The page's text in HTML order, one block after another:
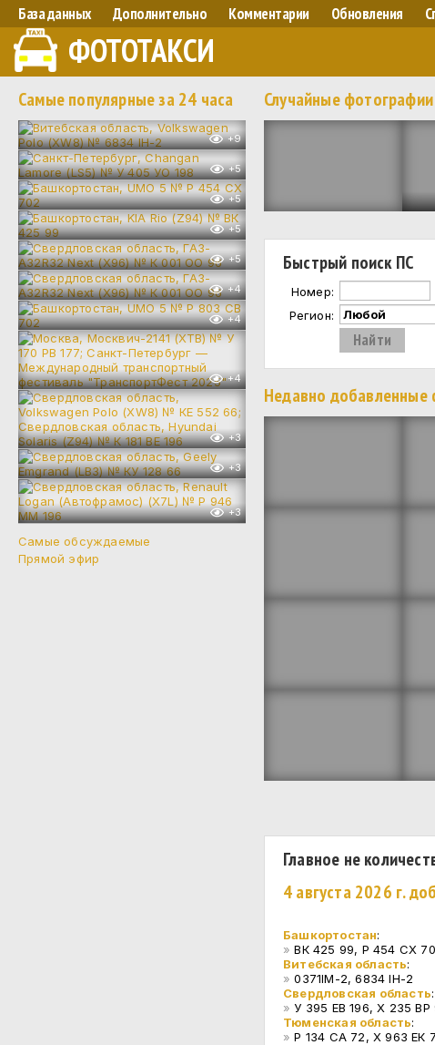
База данных Дополнительно Комментарии Обновления
ФОТОТАКСИ
Самые популярные за 24 часа
+9
+5
+5
+5
+5
+4
+4
+4
+3
+3
+3
Самые обсуждаемые
Прямой эфир
Случайные фотографии
Быстрый поиск ПС
Номер:
Регион:
Недавно добавленные
Главное не
4 августа 2026 г.
Башкортостан:
»ВК 425 99, Р 454 СХ
Витебская область:
»0371IM-2, 6834 IH-2
Свердловская область:
»У 395 ЕВ 196, Х 235 ВР
Тюменская область:
»Р 134 СА 72, Х 963 ЕК